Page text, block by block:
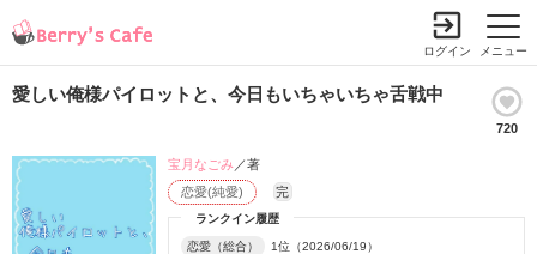
メニュー
ログイン
愛しい俺様パイロットと、今日もいちゃいちゃ舌戦中
720
ランクイン履歴
恋愛（総合） 1位（2026/06/19）
恋愛(純愛) 完
宝月なごみ／著